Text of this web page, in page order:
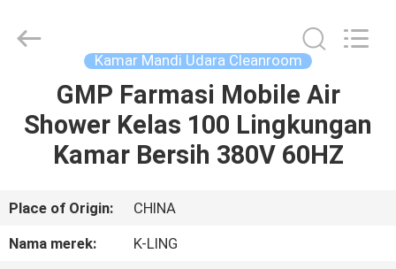
RUMAH
PRODUK
TENTANG
KAMI
Technology
Company.
Kamar Mandi Udara Cleanroom
GMP Farmasi Mobile Air
Shower Kelas 100 Lingkungan
Kamar Bersih 380V 60HZ
Place of Origin:
CHINA
Nama merek:
K-LING